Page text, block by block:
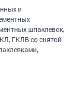
и
шпаклевок,
ГКЛВ со снятой